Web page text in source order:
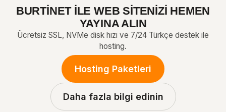
BURTİNET İLE WEB SİTENİZİ HEMEN
YAYINA ALIN
Ücretsiz SSL, NVMe disk hızı ve 7/24 Türkçe destek ile
hosting.
Hosting Paketleri
Daha fazla bilgi edinin